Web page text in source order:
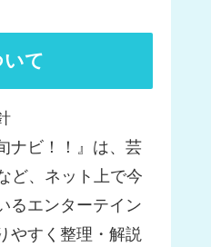
て
ナビ！！』は、芸
ど、ネット上で今
るエンターテイン
やすく整理・解説